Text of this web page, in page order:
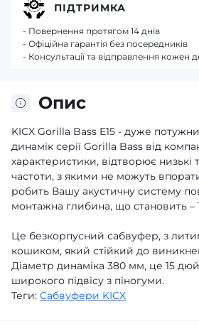
Опис
KICX Gorilla Bass E15 - дуже
динамік серії Gorilla Bass від
характеристики, відтворює низькі
частоти, з якими не можуть
робить Вашу акустичну систему
монтажна глибина, що становить –
Це безкорпусний сабвуфер, з
кошиком, який стійкий до
Діаметр динаміка 380 мм, це 15
широкого підвісу з піногуми.
Теги: Сабвуфери KICX
ПІДТРИМКА
- Повернення протягом 14 днів
- Офіційна гарантія без посередників
- Консультації та відправлення кожен